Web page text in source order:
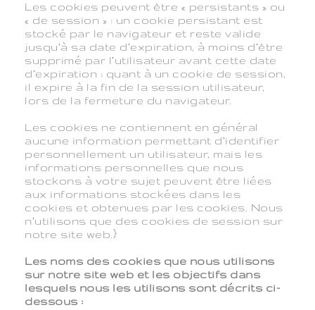
Les cookies peuvent être « persistants » ou
« de session » : un cookie persistant est
stocké par le navigateur et reste valide
jusqu’à sa date d’expiration, à moins d’être
supprimé par l’utilisateur avant cette date
d’expiration ; quant à un cookie de session,
il expire à la fin de la session utilisateur,
lors de la fermeture du navigateur.
Les cookies ne contiennent en général
aucune information permettant d’identifier
personnellement un utilisateur, mais les
informations personnelles que nous
stockons à votre sujet peuvent être liées
aux informations stockées dans les
cookies et obtenues par les cookies. Nous
n’utilisons que des cookies de session sur
notre site web.}
Les noms des cookies que nous utilisons
sur notre site web et les objectifs dans
lesquels nous les utilisons sont décrits ci-
dessous :